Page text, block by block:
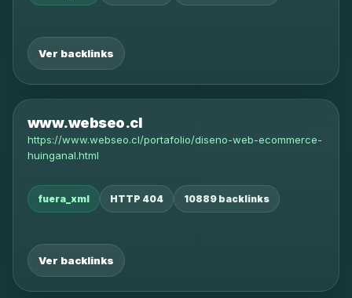
Ver backlinks
www.webseo.cl
https://www.webseo.cl/portafolio/diseno-web-ecommerce-
huinganal.html
fuera_xml HTTP 404 10889 backlinks
Ver backlinks